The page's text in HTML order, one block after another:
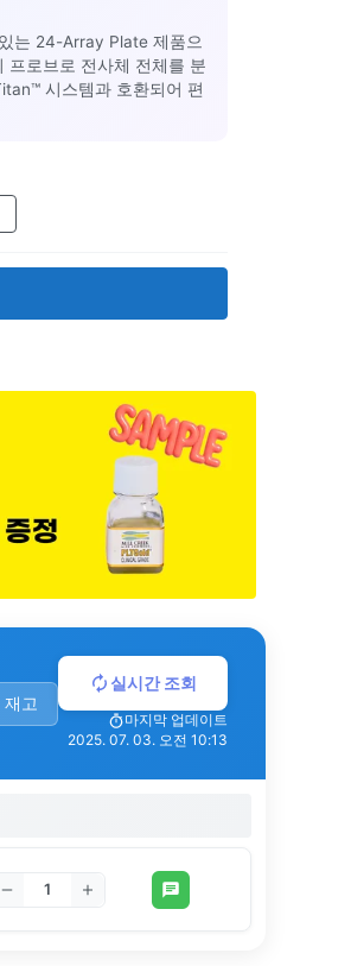
는 24-Array Plate 제품으
프로브로 전사체 전체를 분
시스템과 호환되어 편
재고
실시간 조회
마지막 업데이트
2025. 07. 03. 오전 10:13